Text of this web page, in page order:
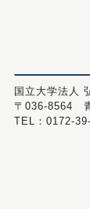
国立大学法人
〒036-8564
TEL：0172-